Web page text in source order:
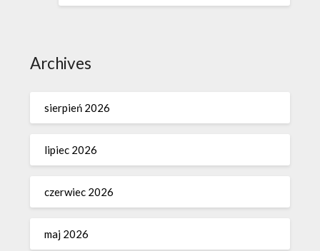
Archives
sierpień 2026
lipiec 2026
czerwiec 2026
maj 2026